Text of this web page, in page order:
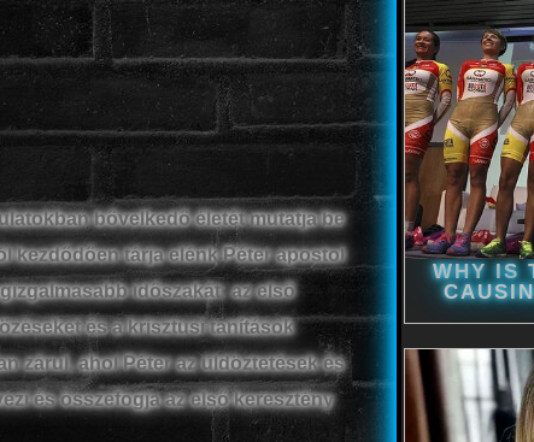
bővelkedő életét mutatja be
kezdődően tárja elénk Péter apostol
időszakát: az első
és a krisztusi tanítások
zárul, ahol Péter az üldöztetések és
és összefogja az első keresztény